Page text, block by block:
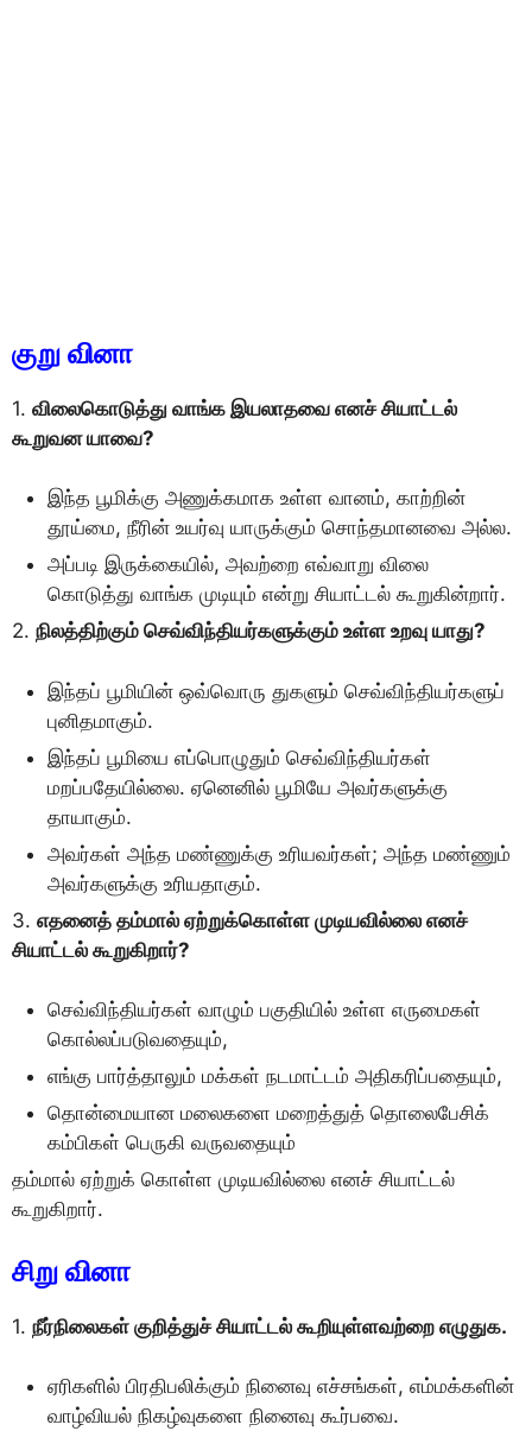
குறு வினா
1. விலைகொடுத்து வாங்க இயலாதவை எனச் சியாட்டல்
கூறுவன யாவை?
இந்த பூமிக்கு அணுக்கமாக உள்ள வானம், காற்றின்
தூய்மை, நீரின் உயர்வு யாருக்கும் சொந்தமானவை அல்ல.
அப்படி இருக்கையில், அவற்றை எவ்வாறு விலை
கொடுத்து வாங்க முடியும் என்று சியாட்டல் கூறுகின்றார்.
2. நிலத்திற்கும் செவ்விந்தியர்களுக்கும் உள்ள உறவு யாது?
இந்தப் பூமியின் ஒவ்வொரு துகளும் செவ்விந்தியர்களுப்
புனிதமாகும்.
இந்தப் பூமியை எப்பொழுதும் செவ்விந்தியர்கள்
மறப்பதேயில்லை. ஏனெனில் பூமியே அவர்களுக்கு
தாயாகும்.
அவர்கள் அந்த மண்ணுக்கு உரியவர்கள்; அந்த மண்ணும்
அவர்களுக்கு உரியதாகும்.
3. எதனைத் தம்மால் ஏற்றுக்கொள்ள முடியவில்லை எனச்
சியாட்டல் கூறுகிறார்?
செவ்விந்தியர்கள் வாழும் பகுதியில் உள்ள எருமைகள்
கொல்லப்படுவதையும்,
எங்கு பார்த்தாலும் மக்கள் நடமாட்டம் அதிகரிப்பதையும்,
தொன்மையான மலைகளை மறைத்துத் தொலைபேசிக்
கம்பிகள் பெருகி வருவதையும்
தம்மால் ஏற்றுக் கொள்ள முடியவில்லை எனச் சியாட்டல்
கூறுகிறார்.
சிறு வினா
1. நீர்நிலைகள் குறித்துச் சியாட்டல் கூறியுள்ளவற்றை எழுதுக.
ஏரிகளில் பிரதிபலிக்கும் நினைவு எச்சங்கள், எம்மக்களின்
வாழ்வியல் நிகழ்வுகளை நினைவு கூர்பவை.